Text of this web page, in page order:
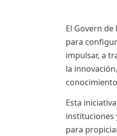
El Govern
para
impulsar, a
la
Esta
instituciones
para